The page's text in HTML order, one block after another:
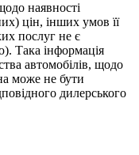
наявності
цін, інших умов її
послуг не є
Така інформація
автомобілів, щодо
може не бути
дилерського